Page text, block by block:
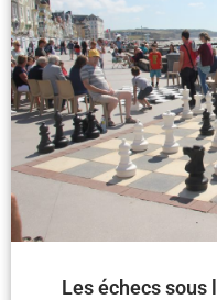
Les échecs sous